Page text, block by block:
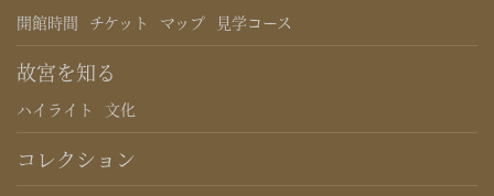
開館時間 チケット マップ 見学コース
故宮を知る
ハイライト 文化
コレクション